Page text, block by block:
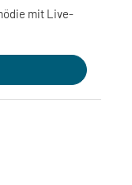
mit Live-